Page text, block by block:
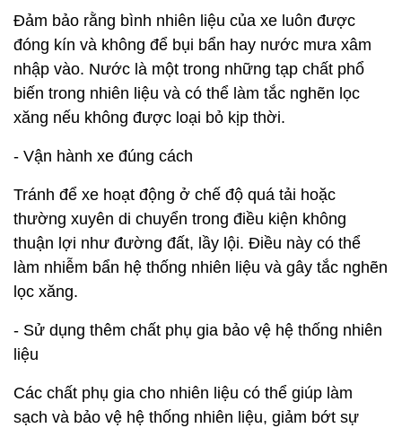
Đảm bảo rằng bình nhiên liệu của xe luôn được
đóng kín và không để bụi bẩn hay nước mưa xâm
nhập vào. Nước là một trong những tạp chất phổ
biến trong nhiên liệu và có thể làm tắc nghẽn lọc
xăng nếu không được loại bỏ kịp thời.
- Vận hành xe đúng cách
Tránh để xe hoạt động ở chế độ quá tải hoặc
thường xuyên di chuyển trong điều kiện không
thuận lợi như đường đất, lầy lội. Điều này có thể
làm nhiễm bẩn hệ thống nhiên liệu và gây tắc nghẽn
lọc xăng.
- Sử dụng thêm chất phụ gia bảo vệ hệ thống nhiên
liệu
Các chất phụ gia cho nhiên liệu có thể giúp làm
sạch và bảo vệ hệ thống nhiên liệu, giảm bớt sự